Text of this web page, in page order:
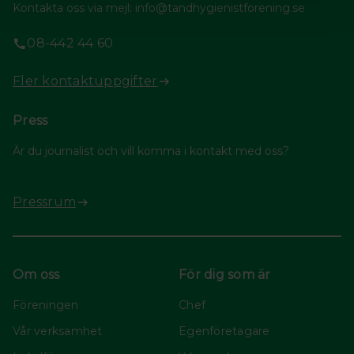
Kontakta oss via mejl: info@tandhygienistforening.se
08-442 44 60
Fler kontaktuppgifter
Press
Är du journalist och vill komma i kontakt med oss?
Pressrum
Om oss
Föreningen
Vår verksamhet
För dig som är
Chef
Egenföretagare